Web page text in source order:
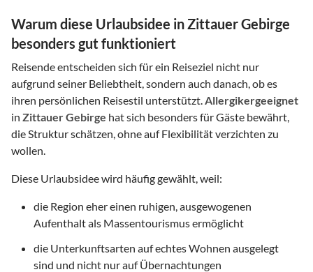
Warum diese Urlaubsidee in Zittauer Gebirge
besonders gut funktioniert
Reisende entscheiden sich für ein Reiseziel nicht nur
aufgrund seiner Beliebtheit, sondern auch danach, ob es
ihren persönlichen Reisestil unterstützt. Allergikergeeignet
in Zittauer Gebirge hat sich besonders für Gäste bewährt,
die Struktur schätzen, ohne auf Flexibilität verzichten zu
wollen.
Diese Urlaubsidee wird häufig gewählt, weil:
die Region eher einen ruhigen, ausgewogenen
Aufenthalt als Massentourismus ermöglicht
die Unterkunftsarten auf echtes Wohnen ausgelegt
sind und nicht nur auf Übernachtungen